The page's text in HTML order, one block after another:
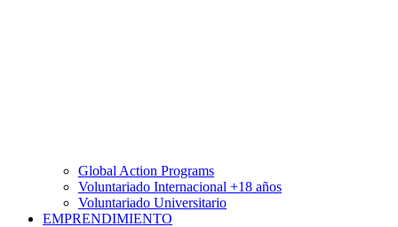
Global Action Programs
Voluntariado Internacional +18 años
Voluntariado Universitario
EMPRENDIMIENTO